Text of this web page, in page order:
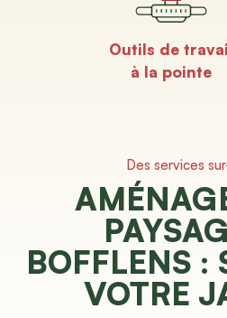
Outils de
à la pointe
Des services
BOFFLENS :
VOTRE